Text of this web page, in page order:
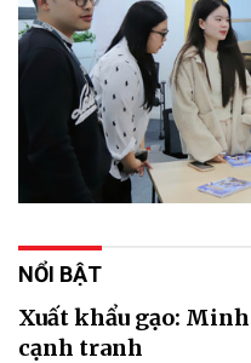
NỔI BẬT
Xuất khẩu gạo:
cạnh tranh